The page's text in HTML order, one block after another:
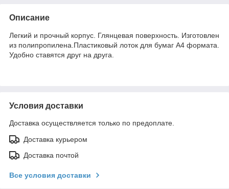
Описание
Легкий и прочный корпус. Глянцевая поверхность. Изготовлен
из полипропилена.Пластиковый лоток для бумаг А4 формата.
Удобно ставятся друг на друга.
Условия доставки
Доставка осуществляется только по предоплате.
Доставка курьером
Доставка почтой
Все условия доставки